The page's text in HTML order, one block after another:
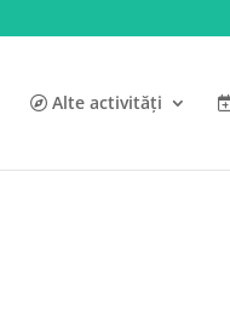
Alte activități